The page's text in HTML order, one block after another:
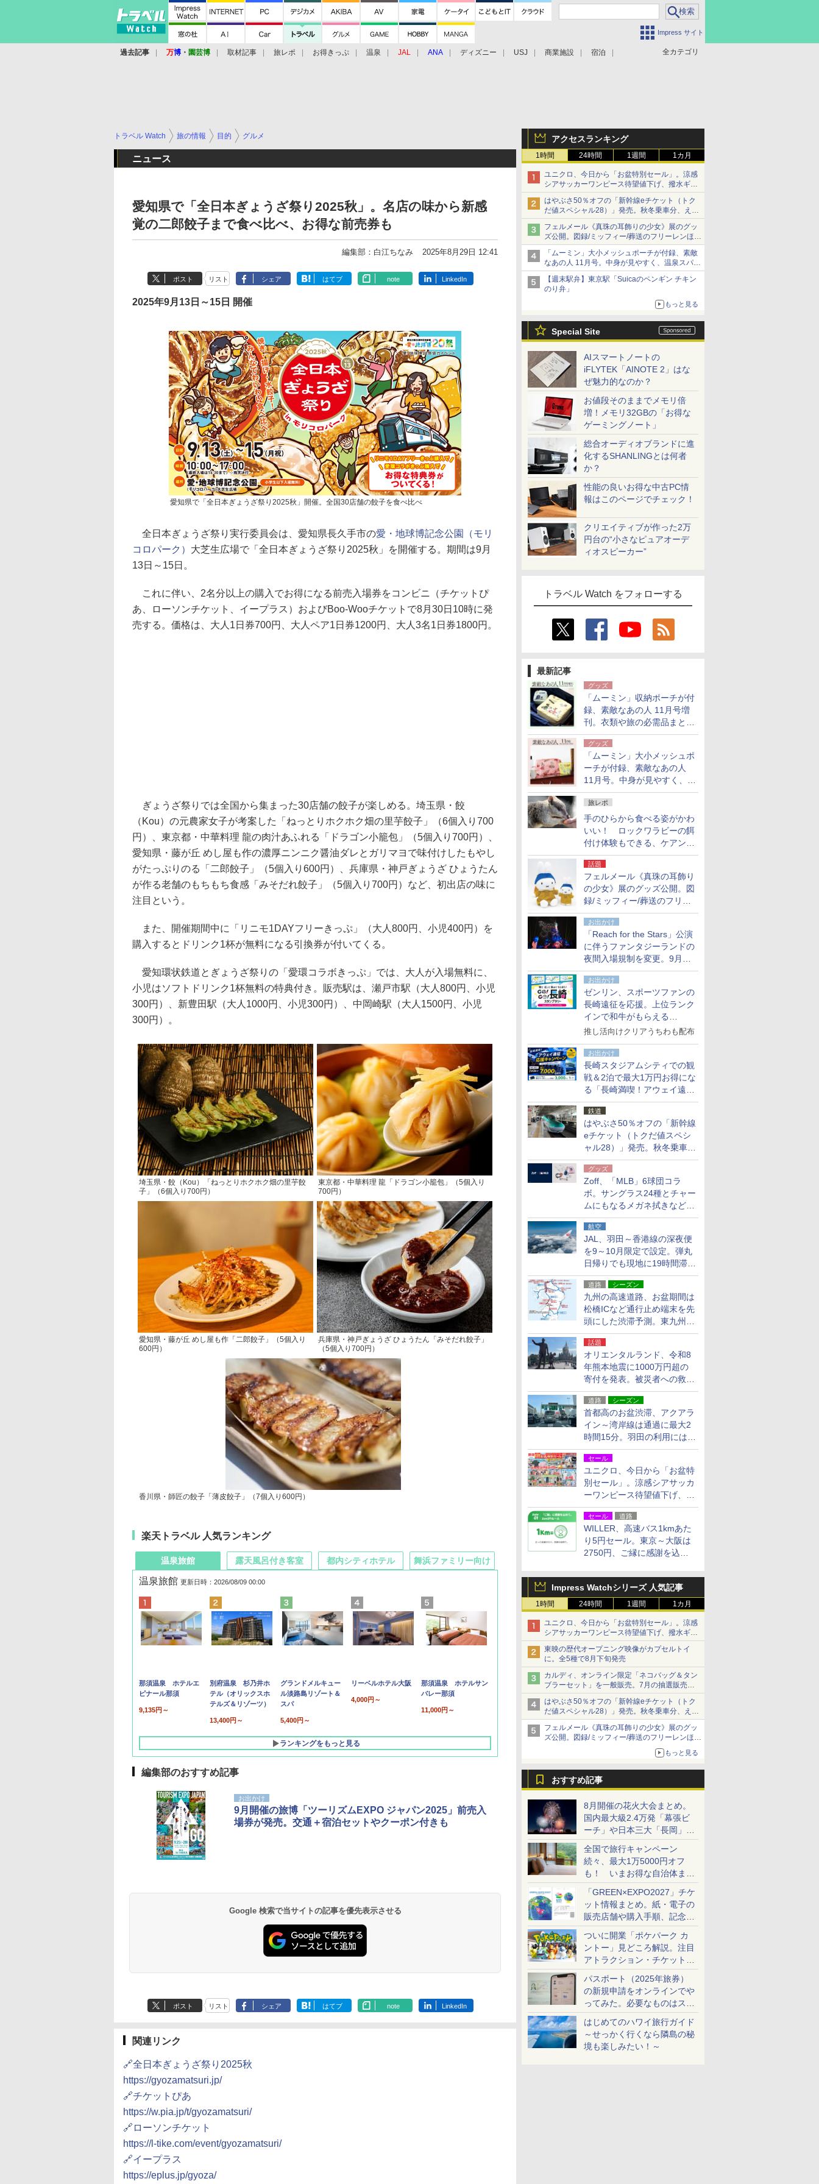
Impress サイト
全カテゴリ
過去記事 万博 ・ 園芸博 取材記事 旅レポ お得きっぷ 温泉 JAL ANA ディズニー USJ 商業施設 宿泊
アクセスランキング
1時間 24時間 1週間 1カ月
ユニクロ、今日から「お盆特別セール」。涼感
シアサッカーワンピース待望値下げ、撥水ギア
ショーツは1990円に
はやぶさ50％オフの「新幹線eチケット（トク
だ値スペシャル28）」発売。秋冬乗車分、えき
ねっと限定
フェルメール《真珠の耳飾りの少女》展のグッ
ズ公開。図録/ミッフィー/葬送のフリーレンほ
か、注目ブランドコラボが実現
「ムーミン」大小メッシュポーチが付録、素敵
なあの人 11月号。中身が見やすく、温泉スパに
も使える
【週末駅弁】東京駅「Suicaのペンギン チキン
のり弁」
もっと見る
Special Site
AIスマートノートの
iFLYTEK「AINOTE 2」はな
ぜ魅力的なのか？
お値段そのままでメモリ倍
増！メモリ32GBの「お得な
ゲーミングノート」
総合オーディオブランドに進
化するSHANLINGとは何者
か？
性能の良いお得な中古PC情
報はこのページでチェック！
クリエイティブが作った2万
円台の“小さなピュアオーデ
ィオスピーカー”
トラベル Watch をフォローする
最新記事
グッズ
「ムーミン」収納ポーチが付
録、素敵なあの人 11月号増
刊。衣類や旅の必需品まとま
る大小2個セット
グッズ
「ムーミン」大小メッシュポ
ーチが付録、素敵なあの人
11月号。中身が見やすく、温
泉スパにも使える
旅レポ
手のひらから食べる姿がかわ
いい！ ロックワラビーの餌
付け体験もできる、ケアンズ
でアサートン高原の日本語ガ
イド付きツアーに参加してみ
た
話題
フェルメール《真珠の耳飾り
の少女》展のグッズ公開。図
録/ミッフィー/葬送のフリー
レンほか、注目ブランドコラ
ボが実現
お出かけ
「Reach for the Stars」公演
に伴うファンタジーランドの
夜間入場規制を変更。9月か
ら18時50分～20時ごろに
お出かけ
ゼンリン、スポーツファンの
長崎遠征を応援。上位ランク
インで和牛がもらえる
「GO！GO！長崎スタンプラ
推し活向けクリアうちわも配布
お出かけ
長崎スタジアムシティでの観
戦＆2泊で最大1万円お得にな
る「長崎満喫！アウェイ遠征
応援キャンペーン」
鉄道
はやぶさ50％オフの「新幹線
eチケット（トクだ値スペシ
ャル28）」発売。秋冬乗車
分、えきねっと限定
グッズ
Zoff、「MLB」6球団コラ
ボ。サングラス24種とチャー
ムにもなるメガネ拭きなど雑
貨24種
航空
JAL、羽田～香港線の深夜便
を9～10月限定で設定。弾丸
日帰りでも現地に19時間滞在
できる
道路 シーズン
九州の高速道路、お盆期間は
松橋ICなど通行止め端末を先
頭にした渋滞予測。東九州道
への迂回は料金調整を実施
話題
オリエンタルランド、令和8
年熊本地震に1000万円超の
寄付を発表。被災者への救援
活動・復旧支援
道路 シーズン
首都高のお盆渋滞、アクアラ
イン～湾岸線は通過に最大2
時間15分。羽田の利用には
「空港西出口」の利用検討を
セール
ユニクロ、今日から「お盆特
別セール」。涼感シアサッカ
ーワンピース待望値下げ、撥
水ギアショーツは1990円に
セール 道路
WILLER、高速バス1kmあた
り5円セール。東京～大阪は
2750円、ご縁に感謝を込め
Impress Watchシリーズ 人気記事
1時間 24時間 1週間 1カ月
ユニクロ、今日から「お盆特別セール」。涼感
シアサッカーワンピース待望値下げ、撥水ギア
ショーツは1990円に
東映の歴代オープニング映像がカプセルトイ
に。全5種で8月下旬発売
カルディ、オンライン限定「ネコバッグ＆タン
ブラーセット」を一般販売。7月の抽選販売の
当選無効分
はやぶさ50％オフの「新幹線eチケット（トク
だ値スペシャル28）」発売。秋冬乗車分、えき
ねっと限定
フェルメール《真珠の耳飾りの少女》展のグッ
ズ公開。図録/ミッフィー/葬送のフリーレンほ
もっと見る
おすすめ記事
8月開催の花火大会まとめ。
国内最大級2.4万発「幕張ビ
ーチ」や日本三大「長岡」な
ど大型イベント目白押し！
全国で旅行キャンペーン
続々、最大1万5000円オフ
も！ いまお得な自治体まと
め
「GREEN×EXPO2027」チケ
ット情報まとめ。紙・電子の
販売店舗や購入手順、記念チ
ケットも解説
ついに開業「ポケパーク カ
ントー」見どころ解説。注目
アトラクション・チケット手
配・来場前に必要な準備は？
パスポート（2025年旅券）
の新規申請をオンラインでや
ってみた。必要なものはスマ
ホとマイナカードのみ
はじめてのハワイ旅行ガイド
～せっかく行くなら隣島の秘
境も楽しみたい！～
トラベル Watch 旅の情報 目的 グルメ
ニュース
愛知県で「全日本ぎょうざ祭り2025秋」。名店の味から新感
覚の二郎餃子まで食べ比べ、お得な前売券も
編集部：白江ちなみ 2025年8月29日 12:41
ポスト リスト シェア はてブ note LinkedIn
2025年9月13日～15日 開催
愛知県で「全日本ぎょうざ祭り2025秋」開催。全国30店舗の餃子を食べ比べ
全日本ぎょうざ祭り実行委員会は、愛知県長久手市の愛・地球博記念公園（モリ
コロパーク） 大芝生広場で「全日本ぎょうざ祭り2025秋」を開催する。期間は9月
13日～15日。
これに伴い、2名分以上の購入でお得になる前売入場券をコンビニ（チケットぴ
あ、ローソンチケット、イープラス）およびBoo-Wooチケットで8月30日10時に発
売する。価格は、大人1日券700円、大人ペア1日券1200円、大人3名1日券1800円。
ぎょうざ祭りでは全国から集まった30店舗の餃子が楽しめる。埼玉県・餃
（Kou）の元農家女子が考案した「ねっとりホクホク畑の里芋餃子」（6個入り700
円）、東京都・中華料理 龍の肉汁あふれる「ドラゴン小籠包」（5個入り700円）、
愛知県・藤が丘 めし屋も作の濃厚ニンニク醤油ダレとガリマヨで味付けしたもやし
がたっぷりのる「二郎餃子」（5個入り600円）、兵庫県・神戸ぎょうざ ひょうたん
が作る老舗のもちもち食感「みそだれ餃子」（5個入り700円）など、初出店の味に
注目という。
また、開催期間中に「リニモ1DAYフリーきっぷ」（大人800円、小児400円）を
購入するとドリンク1杯が無料になる引換券が付いてくる。
愛知環状鉄道とぎょうざ祭りの「愛環コラボきっぷ」では、大人が入場無料に、
小児はソフトドリンク1杯無料の特典付き。販売駅は、瀬戸市駅（大人800円、小児
300円）、新豊田駅（大人1000円、小児300円）、中岡崎駅（大人1500円、小児
300円）。
埼玉県・餃（Kou）「ねっとりホクホク畑の里芋餃
子」（6個入り700円）
東京都・中華料理 龍「ドラゴン小籠包」（5個入り
700円）
愛知県・藤が丘 めし屋も作「二郎餃子」（5個入り
600円）
兵庫県・神戸ぎょうざ ひょうたん「みそだれ餃子」
（5個入り700円）
香川県・師匠の餃子「薄皮餃子」（7個入り600円）
楽天トラベル 人気ランキング
温泉旅館
温泉旅館 更新日時：2026/08/09 00:00
那須温泉 ホテルエ
ピナール那須
9,135円～
別府温泉 杉乃井ホ
テル（オリックスホ
テルズ＆リゾーツ）
13,400円～
グランドメルキュー
ル淡路島リゾート＆
スパ
5,400円～
リーベルホテル大阪
4,000円～
那須温泉 ホテルサン
バレー那須
11,000円～
ランキングをもっと見る
露天風呂付き客室
10,450円～
19,541円～
都内シティホテル 舞浜ファミリー向け
7,950円～
5,758円～
編集部のおすすめ記事
お出かけ
9月開催の旅博「ツーリズムEXPO ジャパン2025」前売入
場券が発売。交通＋宿泊セットやクーポン付きも
Google 検索で当サイトの記事を優先表示させる
ポスト リスト シェア はてブ note LinkedIn
関連リンク
🔗全日本ぎょうざ祭り2025秋
https://gyozamatsuri.jp/
🔗チケットぴあ
https://w.pia.jp/t/gyozamatsuri/
🔗ローソンチケット
https://l-tike.com/event/gyozamatsuri/
🔗イープラス
https://eplus.jp/gyoza/